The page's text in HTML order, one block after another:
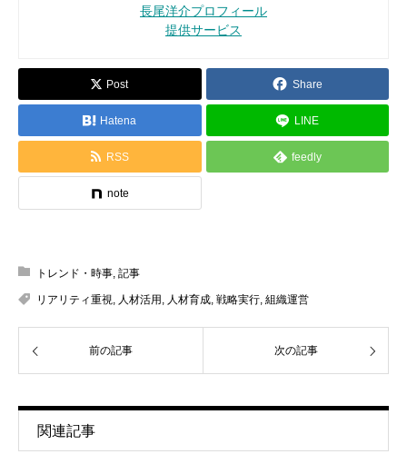
長尾洋介プロフィール
提供サービス
Post Share
Hatena LINE
RSS feedly
note
トレンド・時事, 記事
リアリティ重視, 人材活用, 人材育成, 戦略実行, 組織運営
前の記事 次の記事
関連記事